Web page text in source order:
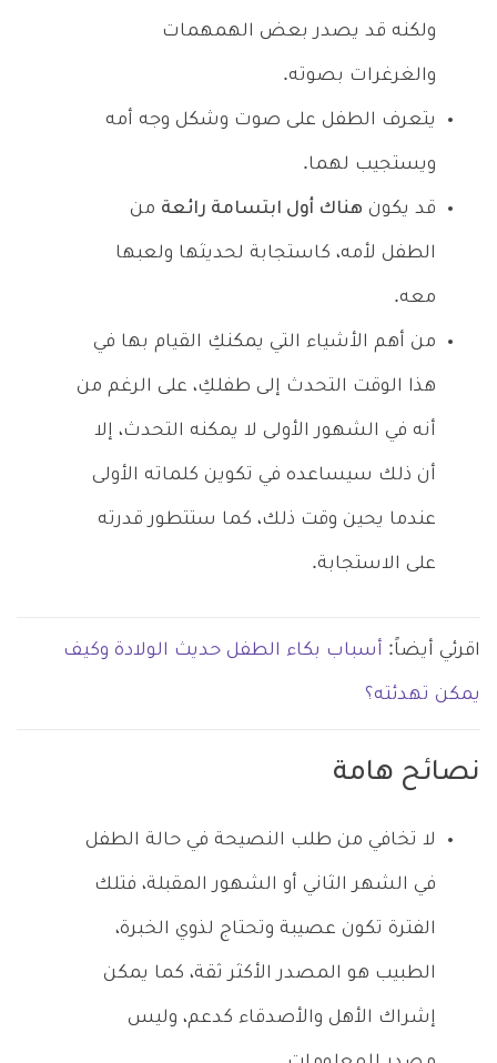
ولكنه قد يصدر بعض الهمهمات
والغرغرات بصوته.
يتعرف الطفل على صوت وشكل وجه أمه
ويستجيب لهما.
قد يكون هناك أول ابتسامة رائعة من
الطفل لأمه، كاستجابة لحديثها ولعبها
معه.
من أهم الأشياء التي يمكنكِ القيام بها في
هذا الوقت التحدث إلى طفلكِ، على الرغم من
أنه في الشهور الأولى لا يمكنه التحدث، إلا
أن ذلك سيساعده في تكوين كلماته الأولى
عندما يحين وقت ذلك، كما ستتطور قدرته
على الاستجابة.
اقرئي أيضاً: أسباب بكاء الطفل حديث الولادة وكيف
يمكن تهدئته؟
نصائح هامة
لا تخافي من طلب النصيحة في حالة الطفل
في الشهر الثاني أو الشهور المقبلة، فتلك
الفترة تكون عصيبة وتحتاج لذوي الخبرة،
الطبيب هو المصدر الأكثر ثقة، كما يمكن
إشراك الأهل والأصدقاء كدعم، وليس